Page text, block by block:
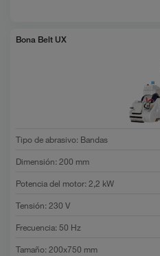
Bona Belt UX
Tipo de abrasivo: Bandas
Dimensión:200 mm
Potencia del motor:2,2 kW
Tensión:230 V
Frecuencia:50 Hz
Tamaño:200x750 mm